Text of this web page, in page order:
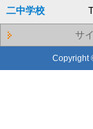
二中学校
サ
Copyright